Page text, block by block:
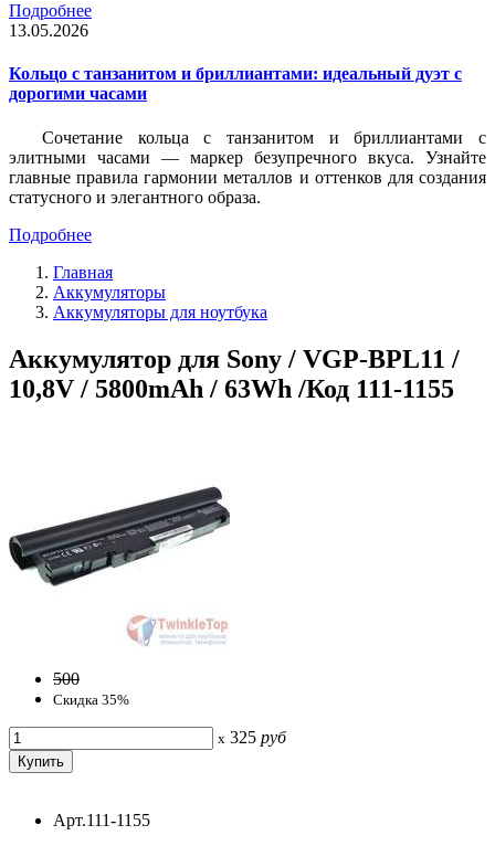
Подробнее
13.05.2026
Кольцо с танзанитом и бриллиантами: идеальный дуэт с
дорогими часами
Сочетание кольца с танзанитом и бриллиантами с
элитными часами — маркер безупречного вкуса. Узнайте
главные правила гармонии металлов и оттенков для создания
статусного и элегантного образа.
Подробнее
Главная
Аккумуляторы
Аккумуляторы для ноутбука
Аккумулятор для Sony / VGP-BPL11 /
10,8V / 5800mAh / 63Wh /Код 111-1155
500
Скидка 35%
x 325 руб
Арт.111-1155